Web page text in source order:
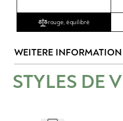
rouge, équilibré
WEITERE INFORMATION
STYLES DE